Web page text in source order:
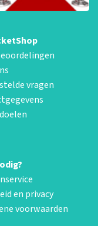
vragen
en privacy
voorwaarden